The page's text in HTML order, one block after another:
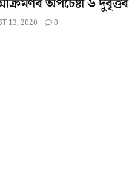
অপচেষ্টা ৬ দুৰ্বৃত্তৰ
13, 2020 0